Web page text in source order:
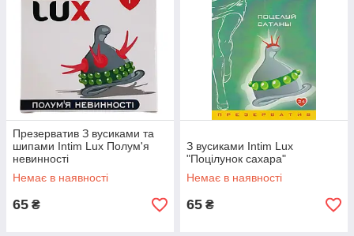
Презерватив З вусиками та
шипами Intim Lux Полум'я
невинності
Немає в наявності
65 ₴
З вусиками Intim Lux
"Поцілунок сахара"
Немає в наявності
65 ₴